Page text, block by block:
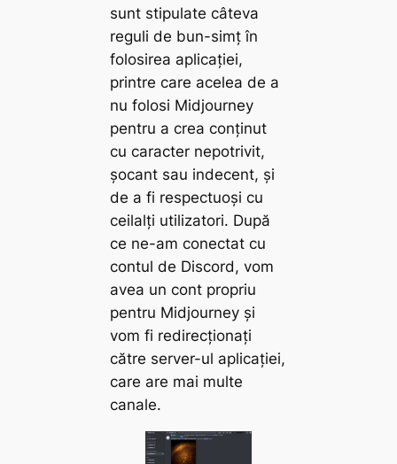
sunt stipulate câteva
reguli de bun-simț în
folosirea aplicației,
printre care acelea de a
nu folosi Midjourney
pentru a crea conținut
cu caracter nepotrivit,
șocant sau indecent, și
de a fi respectuoși cu
ceilalți utilizatori. După
ce ne-am conectat cu
contul de Discord, vom
avea un cont propriu
pentru Midjourney și
vom fi redirecționați
către server-ul aplicației,
care are mai multe
canale.